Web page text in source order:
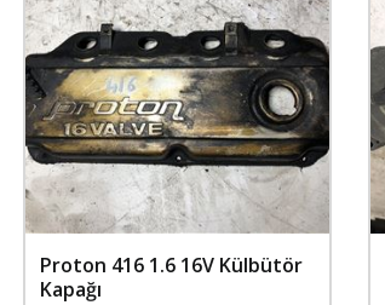
Proton 416 1.6 16V Külbütör
Kapağı